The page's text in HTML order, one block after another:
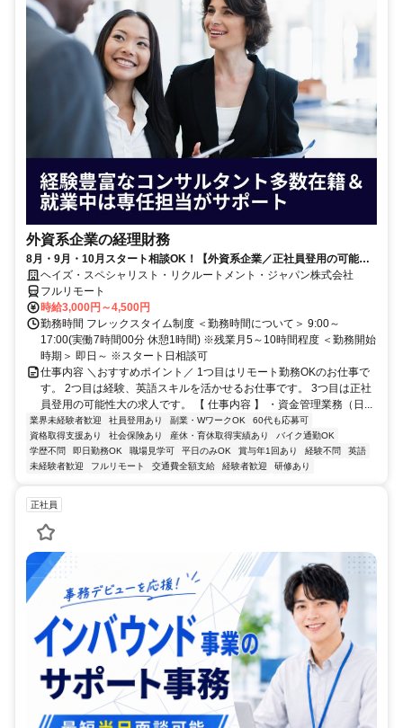
外資系企業の経理財務
8月・9月・10月スタート相談OK！【外資系企業／正社員登用の可能性
大／700万～800万／リモート勤務OK】経理財務
ヘイズ・スペシャリスト・リクルートメント・ジャパン株式会社
フルリモート
時給3,000円～4,500円
勤務時間 フレックスタイム制度 ＜勤務時間について＞ 9:00～
17:00(実働7時間00分 休憩1時間) ※残業月5～10時間程度 ＜勤務開始
時期＞ 即日～ ※スタート日相談可
仕事内容 ＼おすすめポイント／ 1つ目はリモート勤務OKのお仕事で
す。 2つ目は経験、英語スキルを活かせるお仕事です。 3つ目は正社
員登用の可能性大の求人です。 【 仕事内容 】 ・資金管理業務（日...
業界未経験者歓迎 社員登用あり 副業・WワークOK
60代も応募可
資格取得支援あり
社会保険あり 産休・育休取得実績あり
バイク通勤OK
学歴不問
即日勤務OK 職場見学可 平日のみOK 賞与年1回あり 経験不問
英語
未経験者歓迎
フルリモート 交通費全額支給 経験者歓迎 研修あり
正社員